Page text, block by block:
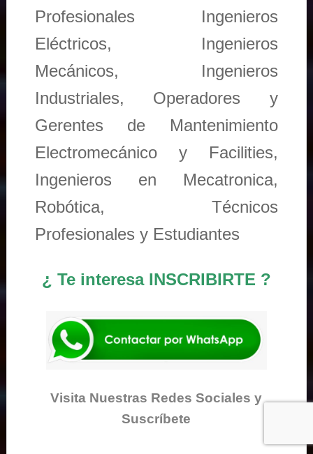
Profesionales Ingenieros
Eléctricos, Ingenieros
Mecánicos, Ingenieros
Industriales, Operadores y
Gerentes de Mantenimiento
Electromecánico y Facilities,
Ingenieros en Mecatronica,
Robótica, Técnicos
Profesionales y Estudiantes
¿ Te interesa INSCRIBIRTE ?
Visita Nuestras Redes Sociales y
Suscríbete